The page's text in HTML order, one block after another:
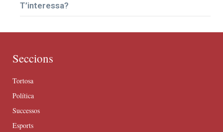
T’interessa?
Seccions
Tortosa
Política
Successos
Esports